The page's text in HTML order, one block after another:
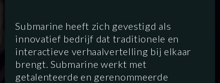
Submarine heeft zich gevestigd als
innovatief bedrijf dat traditionele en
interactieve verhaalvertelling bij elkaar
brengt. Submarine werkt met
getalenteerde en gerenommeerde